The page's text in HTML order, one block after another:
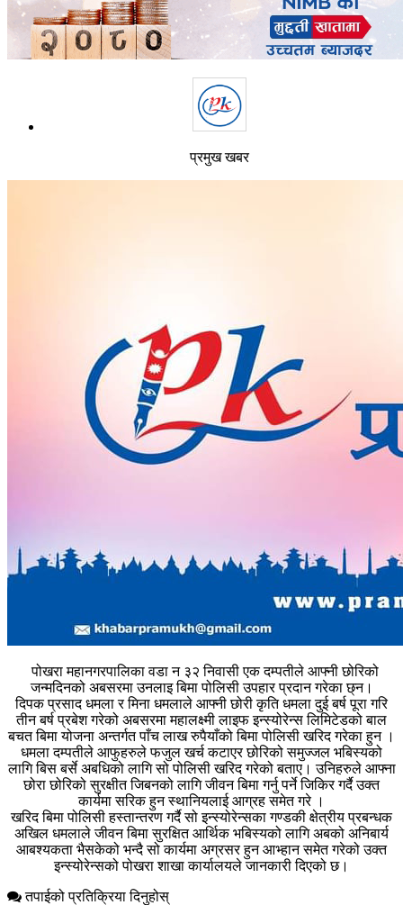
प्रमुख खबर
पोखरा महानगरपालिका वडा न ३२ निवासी एक दम्पतीले आफ्नी छोरिको
जन्मदिनको अबसरमा उनलाइ बिमा पोलिसी उपहार प्रदान गरेका छ्न।
दिपक प्रसाद धमला र मिना धमलाले आफ्नी छोरी कृति धमला दुई बर्ष पूरा गरि
तीन बर्ष प्रबेश गरेको अबसरमा महालक्ष्मी लाइफ इन्स्योरेन्स लिमिटेडको बाल
बचत बिमा योजना अन्तर्गत पाँच लाख रुपैयाँको बिमा पोलिसी खरिद गरेका हुन ।
धमला दम्पतीले आफुहरुले फजुल खर्च कटाएर छोरिको समुज्जल भबिस्यको
लागि बिस बर्से अबधिको लागि सो पोलिसी खरिद गरेको बताए। उनिहरुले आफ्ना
छोरा छोरिको सुरक्षीत जिबनको लागि जीवन बिमा गर्नु पर्ने जिकिर गर्दै उक्त
कार्यमा सरिक हुन स्थानियलाई आग्रह समेत गरे ।
खरिद बिमा पोलिसी हस्तान्तरण गर्दै सो इन्स्योरेन्सका गण्डकी क्षेत्रीय प्रबन्धक
अखिल धमलाले जीवन बिमा सुरक्षित आर्थिक भबिस्यको लागि अबको अनिबार्य
आबश्यकता भैसकेको भन्दै सो कार्यमा अग्रसर हुन आभ्हान समेत गरेको उक्त
इन्स्योरेन्सको पोखरा शाखा कार्यालयले जानकारी दिएको छ।
तपाईको प्रतिक्रिया दिनुहोस्